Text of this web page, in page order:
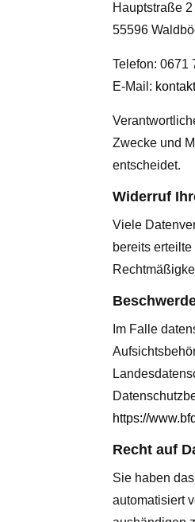
Hauptstraße 2
55596
Telefon: 0671
E-Mail:
Zwecke und
entscheidet.
Widerruf
Viele
bereits
Im Falle
https://
Recht auf
Sie haben
automatisiert